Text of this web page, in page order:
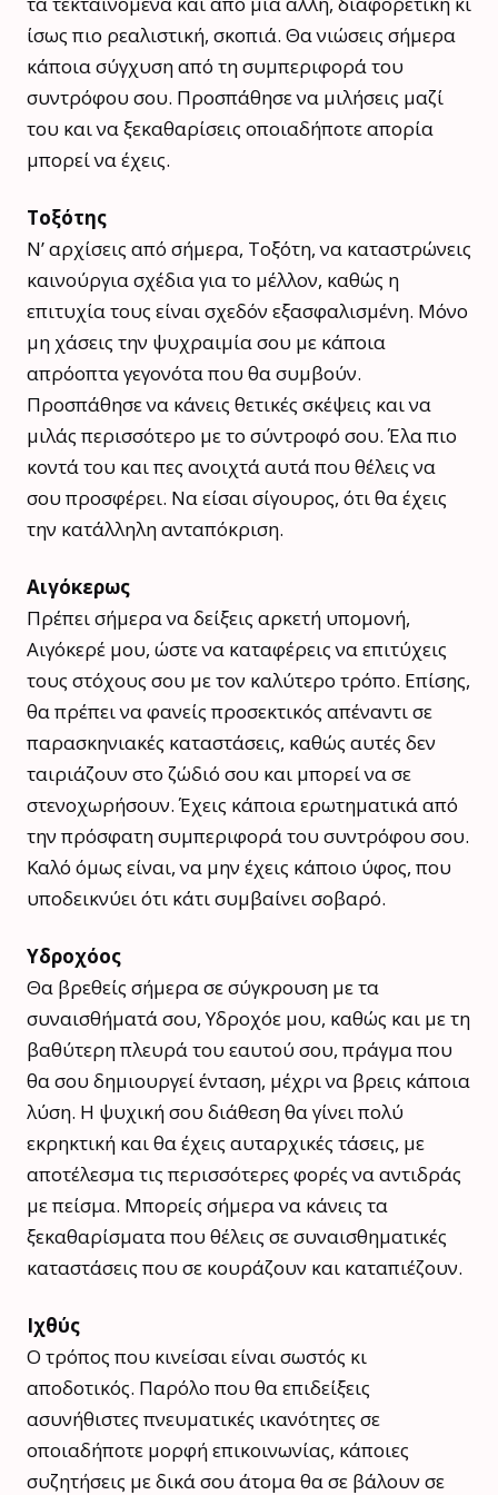
ίσως πιο ρεαλιστική, σκοπιά. Θα νιώσεις σήμερα
κάποια σύγχυση από τη συμπεριφορά του
συντρόφου σου. Προσπάθησε να μιλήσεις μαζί
του και να ξεκαθαρίσεις οποιαδήποτε απορία
μπορεί να έχεις.
Τοξότης
Ν’ αρχίσεις από σήμερα, Τοξότη, να καταστρώνεις
καινούργια σχέδια για το μέλλον, καθώς η
επιτυχία τους είναι σχεδόν εξασφαλισμένη. Μόνο
μη χάσεις την ψυχραιμία σου με κάποια
απρόοπτα γεγονότα που θα συμβούν.
Προσπάθησε να κάνεις θετικές σκέψεις και να
μιλάς περισσότερο με το σύντροφό σου. Έλα πιο
κοντά του και πες ανοιχτά αυτά που θέλεις να
σου προσφέρει. Να είσαι σίγουρος, ότι θα έχεις
την κατάλληλη ανταπόκριση.
Αιγόκερως
Πρέπει σήμερα να δείξεις αρκετή υπομονή,
Αιγόκερέ μου, ώστε να καταφέρεις να επιτύχεις
τους στόχους σου με τον καλύτερο τρόπο. Επίσης,
θα πρέπει να φανείς προσεκτικός απέναντι σε
παρασκηνιακές καταστάσεις, καθώς αυτές δεν
ταιριάζουν στο ζώδιό σου και μπορεί να σε
στενοχωρήσουν. Έχεις κάποια ερωτηματικά από
την πρόσφατη συμπεριφορά του συντρόφου σου.
Καλό όμως είναι, να μην έχεις κάποιο ύφος, που
υποδεικνύει ότι κάτι συμβαίνει σοβαρό.
Υδροχόος
Θα βρεθείς σήμερα σε σύγκρουση με τα
συναισθήματά σου, Υδροχόε μου, καθώς και με τη
βαθύτερη πλευρά του εαυτού σου, πράγμα που
θα σου δημιουργεί ένταση, μέχρι να βρεις κάποια
λύση. Η ψυχική σου διάθεση θα γίνει πολύ
εκρηκτική και θα έχεις αυταρχικές τάσεις, με
αποτέλεσμα τις περισσότερες φορές να αντιδράς
με πείσμα. Μπορείς σήμερα να κάνεις τα
ξεκαθαρίσματα που θέλεις σε συναισθηματικές
καταστάσεις που σε κουράζουν και καταπιέζουν.
Ιχθύς
Ο τρόπος που κινείσαι είναι σωστός κι
αποδοτικός. Παρόλο που θα επιδείξεις
ασυνήθιστες πνευματικές ικανότητες σε
οποιαδήποτε μορφή επικοινωνίας, κάποιες
συζητήσεις με δικά σου άτομα θα σε βάλουν σε